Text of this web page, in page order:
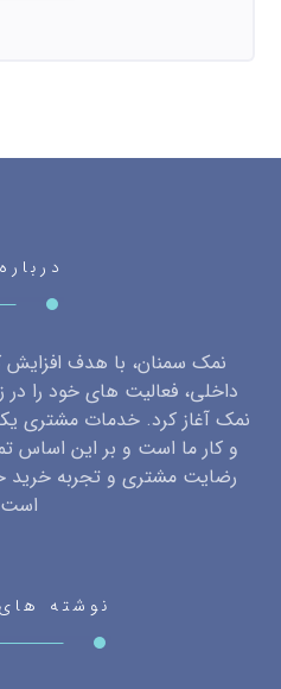
نمک سمنان، با هدف
داخلی، فعالیت های خود را در
نمک آغاز کرد. خدمات مشتری
و کار ما است و بر این اساس
رضایت مشتری و تجربه خرید
نوشته